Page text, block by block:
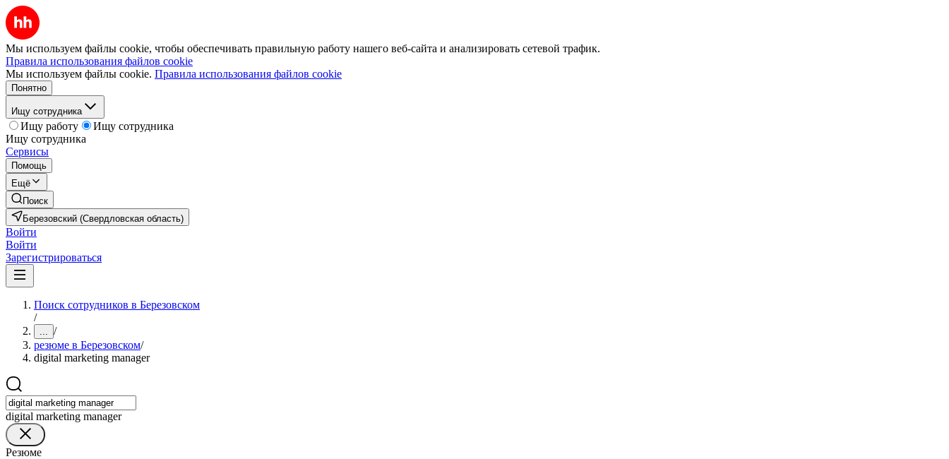
Мы используем файлы cookie, чтобы обеспечивать правильную работу нашего веб-сайта и анализировать сетевой трафик.
Правила использования файлов cookie
Мы используем файлы cookie. Правила использования файлов cookie
Понятно
Ищу сотрудника
Ищу работу
Ищу сотрудника
Ищу сотрудника
Сервисы
Помощь
Ещё
Поиск
Березовский (Свердловская область)
Войти
Войти
Зарегистрироваться
Поиск сотрудников в Березовском
/
... /
резюме в Березовском/
digital marketing manager
digital marketing manager
Резюме